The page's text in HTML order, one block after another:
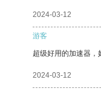
2024-03-12
游客
超级好用的加速器，
2024-03-12